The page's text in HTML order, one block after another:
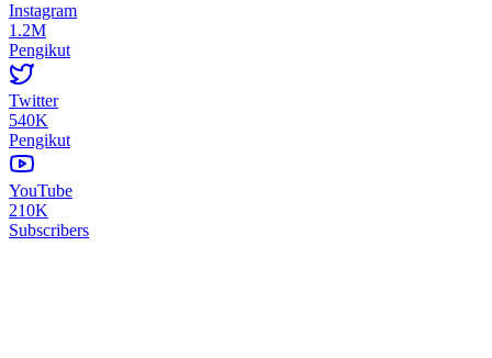
Instagram
1.2M
Pengikut
Twitter
540K
Pengikut
YouTube
210K
Subscribers